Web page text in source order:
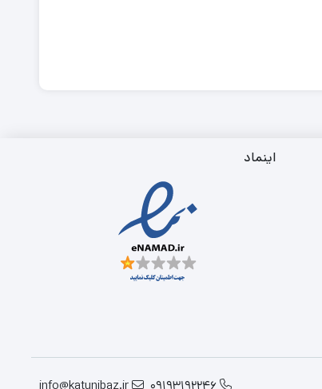
اینماد
09193192246
info@katunibaz.ir